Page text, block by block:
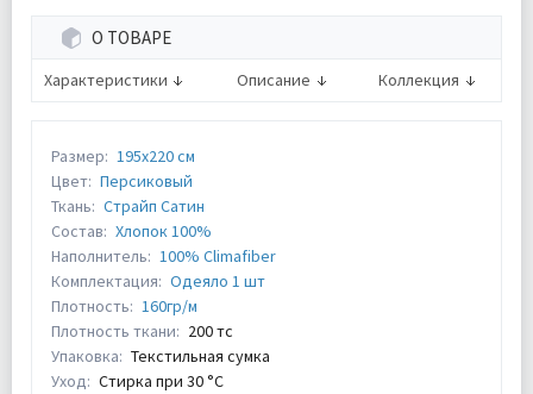
О ТОВАРЕ
Характеристики Описание Коллекция
Размер: 195х220 см
Цвет: Персиковый
Ткань: Страйп Сатин
Состав: Хлопок 100%
Наполнитель: 100% Climafiber
Комплектация: Одеяло 1 шт
Плотность: 160гр/м
Плотность ткани: 200 тс
Упаковка: Текстильная сумка
Уход: Стирка при 30 °С